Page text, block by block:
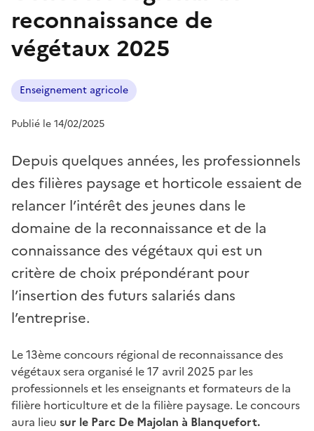
reconnaissance de
végétaux 2025
Enseignement agricole
Publié le 14/02/2025
Depuis quelques années, les professionnels
des filières paysage et horticole essaient de
relancer l’intérêt des jeunes dans le
domaine de la reconnaissance et de la
connaissance des végétaux qui est un
critère de choix prépondérant pour
l’insertion des futurs salariés dans
l’entreprise.
Le 13ème concours régional de reconnaissance des
végétaux sera organisé le 17 avril 2025 par les
professionnels et les enseignants et formateurs de la
filière horticulture et de la filière paysage. Le concours
aura lieu sur le Parc De Majolan à Blanquefort.